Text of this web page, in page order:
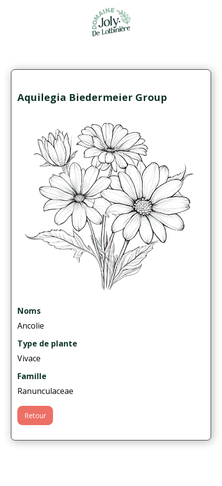
Aquilegia Biedermeier Group
Noms
Ancolie
Type de plante
Vivace
Famille
Ranunculaceae
Retour